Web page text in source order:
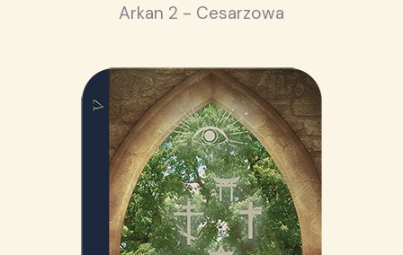
Arkan 2 - Cesarzowa